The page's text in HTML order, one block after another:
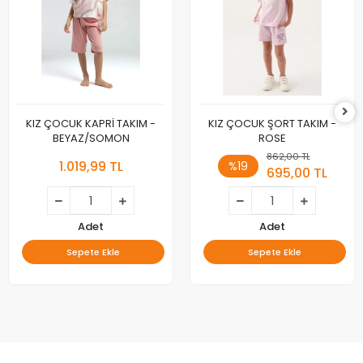
KIZ ÇOCUK KAPRİ TAKIM -
BEYAZ/SOMON
1.019,99 TL
Adet
Sepete Ekle
KIZ ÇOCUK ŞORT TAKIM -
ROSE
%19
862,00 TL
695,00 TL
Adet
Sepete Ekle